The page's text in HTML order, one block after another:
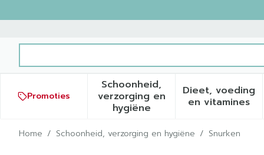
Promoties
Schoonheid,
verzorging en
hygiëneToon submenu voor
Dieet, voeding
en vitamines
Toon
Home / Schoonheid, verzorging en hygiëne / Snurken